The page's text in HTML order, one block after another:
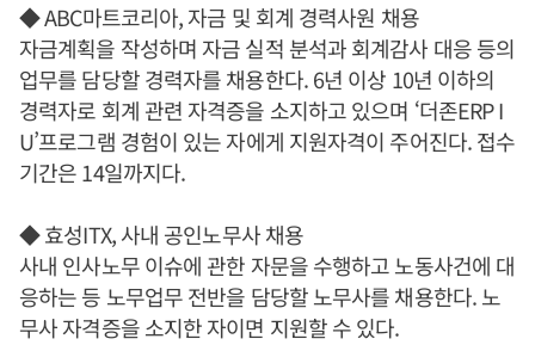
◆ ABC마트코리아, 자금 및 회계 경력사원 채용
자금계획을 작성하며 자금 실적 분석과 회계감사 대응 등의
업무를 담당할 경력자를 채용한다. 6년 이상 10년 이하의
경력자로 회계 관련 자격증을 소지하고 있으며 ‘더존ERP I
U’프로그램 경험이 있는 자에게 지원자격이 주어진다. 접수
기간은 14일까지다.
◆ 효성ITX, 사내 공인노무사 채용
사내 인사노무 이슈에 관한 자문을 수행하고 노동사건에 대
응하는 등 노무업무 전반을 담당할 노무사를 채용한다. 노
무사 자격증을 소지한 자이면 지원할 수 있다.